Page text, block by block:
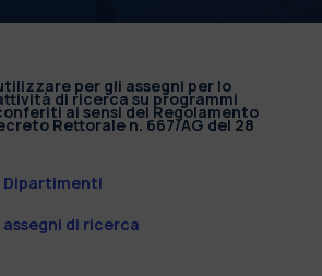
per gli assegni per lo
di ricerca su programmi
ai sensi del Regolamento
Rettorale n. 667/AG del 28
Dipartimenti
di ricerca